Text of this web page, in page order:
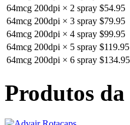
64mcg 200dpi × 2 spray $54.95
64mcg 200dpi × 3 spray $79.95
64mcg 200dpi × 4 spray $99.95
64mcg 200dpi × 5 spray $119.95
64mcg 200dpi × 6 spray $134.95
Produtos da